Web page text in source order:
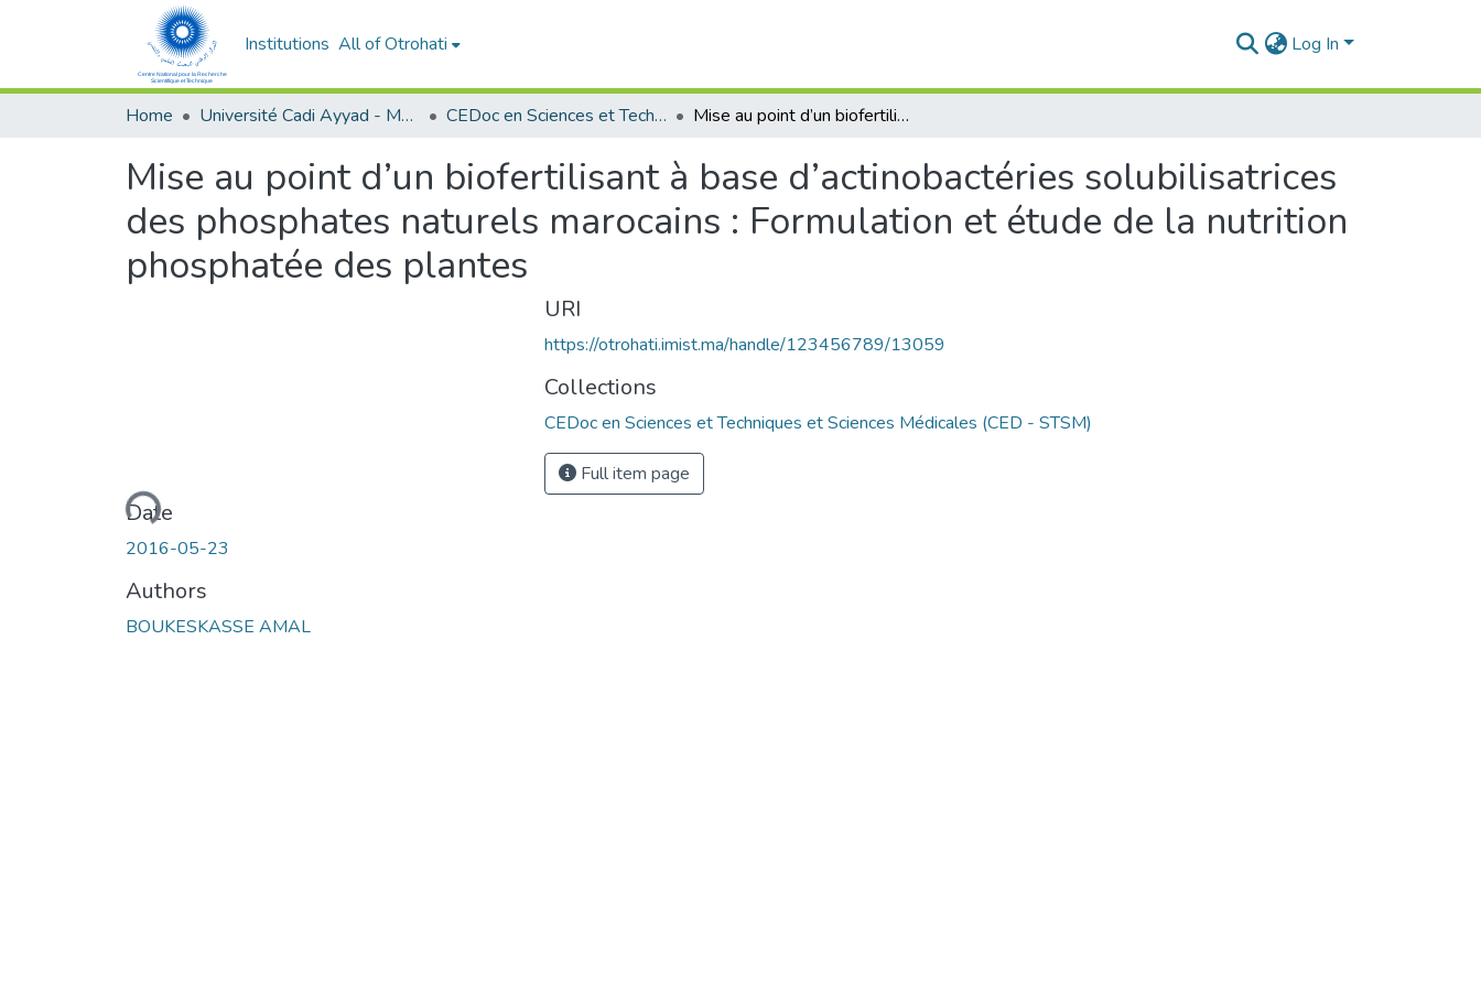
Institutions All of Otrohati Log In
Home Université Cadi Ayyad - Marrakech CEDoc en Sciences et Techniques et Sciences Médicales (CED - STSM) Mise au point d’un biofertilisant à base d’actinobactéries solubilisatrices des phosphates naturels marocains : Formulation et étude de la nutrition phosphatée des plantes
Mise au point d’un biofertilisant à base d’actinobactéries solubilisatrices
des phosphates naturels marocains : Formulation et étude de la nutrition
phosphatée des plantes
Loading...
Date
2016-05-23
Authors
BOUKESKASSE AMAL
URI
https://otrohati.imist.ma/handle/123456789/13059
Collections
CEDoc en Sciences et Techniques et Sciences Médicales (CED - STSM)
Full item page